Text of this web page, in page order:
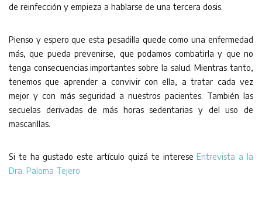
de reinfección y empieza a hablarse de una tercera dosis.
Pienso y espero que esta pesadilla quede como una enfermedad
más, que pueda prevenirse, que podamos combatirla y que no
tenga consecuencias importantes sobre la salud. Mientras tanto,
tenemos que aprender a convivir con ella, a tratar cada vez
mejor y con más seguridad a nuestros pacientes. También las
secuelas derivadas de más horas sedentarias y del uso de
mascarillas.
Si te ha gustado este artículo quizá te interese Entrevista a la
Dra. Paloma Tejero